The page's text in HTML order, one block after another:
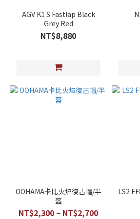
AGV K1 S Fastlap Black
Grey Red
NT$8,880
OOHAMA卡比火焰復古帽/半
盔
NT$2,300 ~ NT$2,700
LS2